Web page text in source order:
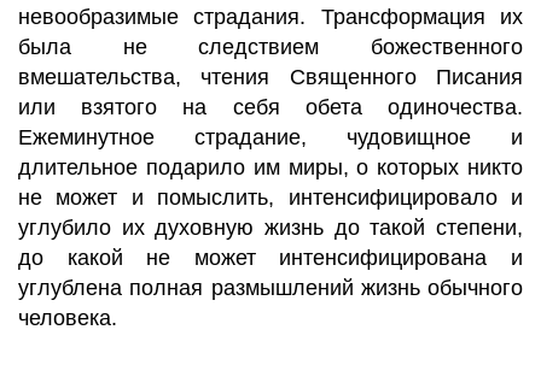
невообразимые страдания. Трансформация их
была не следствием божественного
вмешательства, чтения Священного Писания
или взятого на себя обета одиночества.
Ежеминутное страдание, чудовищное и
длительное подарило им миры, о которых никто
не может и помыслить, интенсифицировало и
углубило их духовную жизнь до такой степени,
до какой не может интенсифицирована и
углублена полная размышлений жизнь обычного
человека.